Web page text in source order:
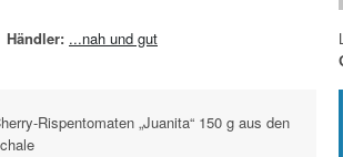
Händler: ...nah und gut
Rispentomaten „Juanita“ 150 g aus den